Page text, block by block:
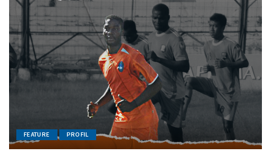
FEATURE PROFIL